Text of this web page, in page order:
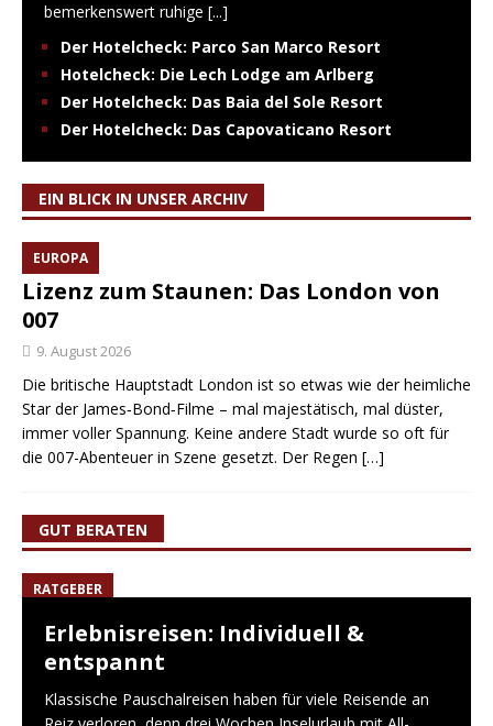
bemerkenswert ruhige [...]
Der Hotelcheck: Parco San Marco Resort
Hotelcheck: Die Lech Lodge am Arlberg
Der Hotelcheck: Das Baia del Sole Resort
Der Hotelcheck: Das Capovaticano Resort
EIN BLICK IN UNSER ARCHIV
EUROPA
Lizenz zum Staunen: Das London von
007
9. August 2026
Die britische Hauptstadt London ist so etwas wie der heimliche
Star der James‑Bond‑Filme – mal majestätisch, mal düster,
immer voller Spannung. Keine andere Stadt wurde so oft für
die 007-Abenteuer in Szene gesetzt. Der Regen […]
GUT BERATEN
RATGEBER
Erlebnisreisen: Individuell &
entspannt
Klassische Pauschalreisen haben für viele Reisende an